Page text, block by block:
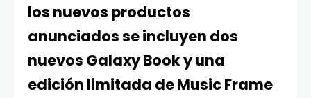
los nuevos productos
anunciados se incluyen dos
nuevos Galaxy Book y una
edición limitada de Music Frame